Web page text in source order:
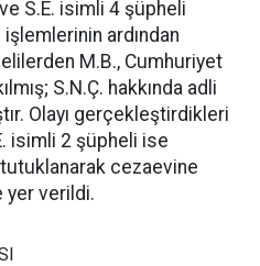
S.E. isimli 4 şüpheli
işlemlerinin ardından
M.B., Cumhuriyet
S.N.Ç. hakkında adli
Olayı gerçekleştirdikleri
isimli 2 şüpheli ise
tutuklanarak cezaevine
yer verildi.